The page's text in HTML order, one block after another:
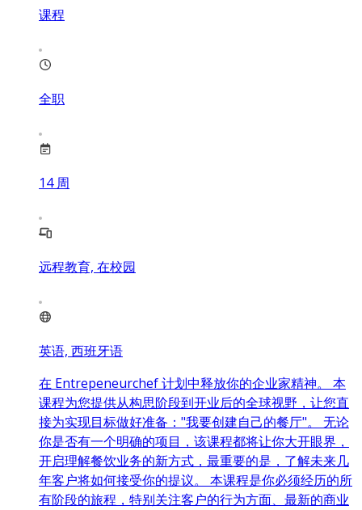
课程
全职
14 周
远程教育, 在校园
英语, 西班牙语
在 Entrepeneurchef 计划中释放你的企业家精神。 本
课程为您提供从构思阶段到开业后的全球视野，让您直
接为实现目标做好准备："我要创建自己的餐厅"。 无论
你是否有一个明确的项目，该课程都将让你大开眼界，
开启理解餐饮业务的新方式，最重要的是，了解未来几
年客户将如何接受你的提议。 本课程是你必须经历的所
有阶段的旅程，特别关注客户的行为方面、最新的商业